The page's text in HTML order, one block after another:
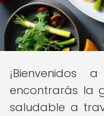
¡Bienvenidos a
encontrarás la
saludable a